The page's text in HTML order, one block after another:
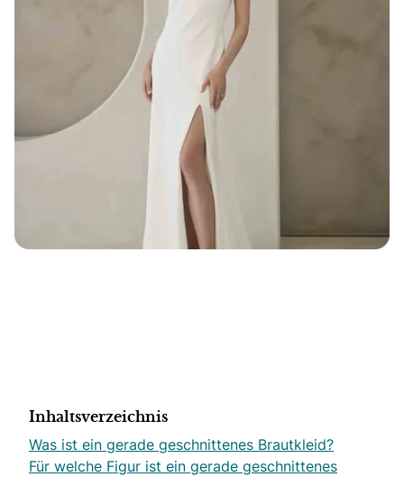
Inhaltsverzeichnis
Was ist ein gerade geschnittenes Brautkleid?
Für welche Figur ist ein gerade geschnittenes